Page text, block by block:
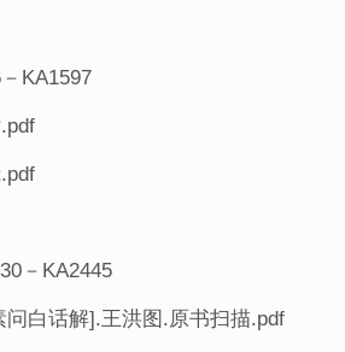
KA1597
－KA2445
问白话解].王洪图.原书扫描.pdf